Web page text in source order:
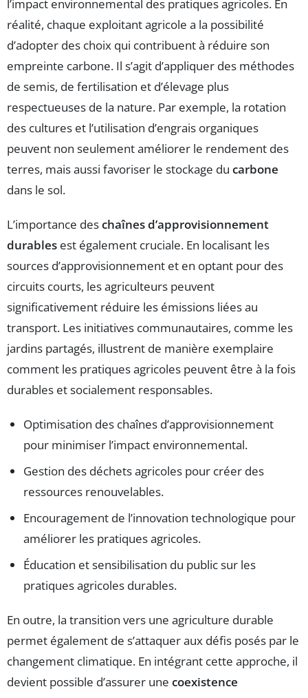
l’impact environnemental des pratiques agricoles. En
réalité, chaque exploitant agricole a la possibilité
d’adopter des choix qui contribuent à réduire son
empreinte carbone. Il s’agit d’appliquer des méthodes
de semis, de fertilisation et d’élevage plus
respectueuses de la nature. Par exemple, la rotation
des cultures et l’utilisation d’engrais organiques
peuvent non seulement améliorer le rendement des
terres, mais aussi favoriser le stockage du carbone
dans le sol.
L’importance deschaînes d’approvisionnement
durables est également cruciale. En localisant les
sources d’approvisionnement et en optant pour des
circuits courts, les agriculteurs peuvent
significativement réduire les émissions liées au
transport. Les initiatives communautaires, comme les
jardins partagés, illustrent de manière exemplaire
comment les pratiques agricoles peuvent être à la fois
durables et socialement responsables.
Optimisation des chaînes d’approvisionnement
pour minimiser l’impact environnemental.
Gestion des déchets agricoles pour créer des
ressources renouvelables.
Encouragement de l’innovation technologique pour
améliorer les pratiques agricoles.
Éducation et sensibilisation du public sur les
pratiques agricoles durables.
En outre, la transition vers une agriculture durable
permet également de s’attaquer aux défis posés par le
changement climatique. En intégrant cette approche, il
devient possible d’assurer une coexistence